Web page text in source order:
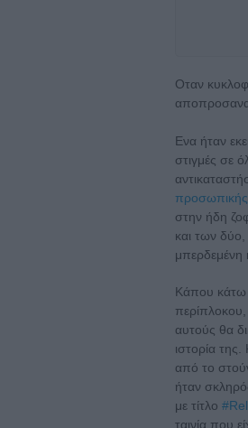
Οταν
Ενα ήταν
στιγμές σε
στην ήδη
και των δύο,
μπερδεμένη
Κάπου κάτω
περίπλοκου,
αυτούς θα
ιστορία
από το
ήταν
με τίτλο
ταινία που